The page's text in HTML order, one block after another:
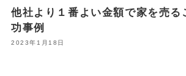
他社より１番よい金額で家を売る
功事例
2023年1月18日